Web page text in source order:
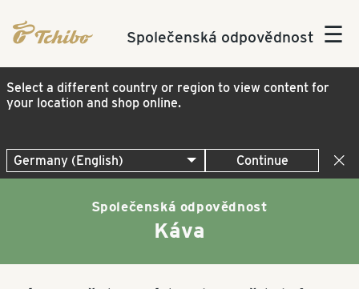
Společenská odpovědnost ☰
Select a different country or region to view content for
your location and shop online.
Continue
Společenská odpovědnost
Káva